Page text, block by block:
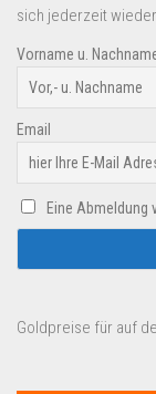
sich jederzeit
Vorname u.
Email
Eine Abmeldung
Goldpreise für auf